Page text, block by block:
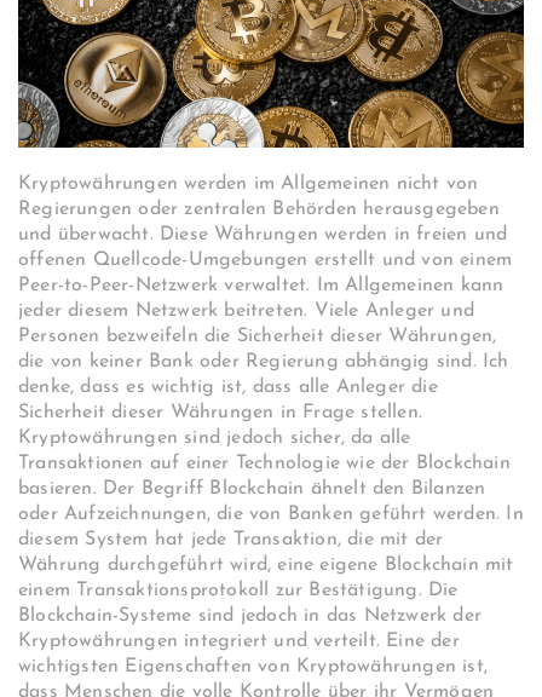
Kryptowährungen werden im Allgemeinen nicht von
Regierungen oder zentralen Behörden herausgegeben
und überwacht. Diese Währungen werden in freien und
offenen Quellcode-Umgebungen erstellt und von einem
Peer-to-Peer-Netzwerk verwaltet. Im Allgemeinen kann
jeder diesem Netzwerk beitreten. Viele Anleger und
Personen bezweifeln die Sicherheit dieser Währungen,
die von keiner Bank oder Regierung abhängig sind. Ich
denke, dass es wichtig ist, dass alle Anleger die
Sicherheit dieser Währungen in Frage stellen.
Kryptowährungen sind jedoch sicher, da alle
Transaktionen auf einer Technologie wie der Blockchain
basieren. Der Begriff Blockchain ähnelt den Bilanzen
oder Aufzeichnungen, die von Banken geführt werden. In
diesem System hat jede Transaktion, die mit der
Währung durchgeführt wird, eine eigene Blockchain mit
einem Transaktionsprotokoll zur Bestätigung. Die
Blockchain-Systeme sind jedoch in das Netzwerk der
Kryptowährungen integriert und verteilt. Eine der
wichtigsten Eigenschaften von Kryptowährungen ist,
dass Menschen die volle Kontrolle über ihr Vermögen